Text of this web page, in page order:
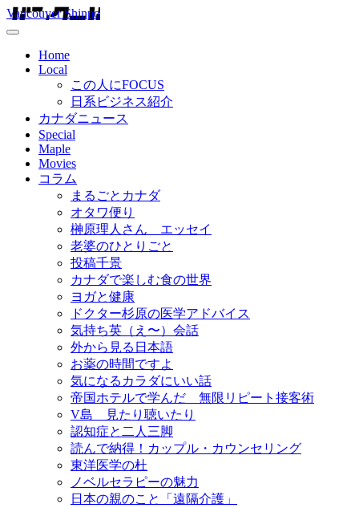
Vancouver Shinpo
Home
Local
この人にFOCUS
日系ビジネス紹介
カナダニュース
Special
Maple
Movies
コラム
まるごとカナダ
オタワ便り
榊原理人さん エッセイ
老婆のひとりごと
投稿千景
カナダで楽しむ食の世界
ヨガと健康
ドクター杉原の医学アドバイス
気持ち英（え〜）会話
外から見る日本語
お薬の時間ですよ
気になるカラダにいい話
帝国ホテルで学んだ 無限リピート接客術
V島 見たり聴いたり
認知症と二人三脚
読んで納得！カップル・カウンセリング
東洋医学の杜
ノベルセラピーの魅力
日本の親のこと「遠隔介護」